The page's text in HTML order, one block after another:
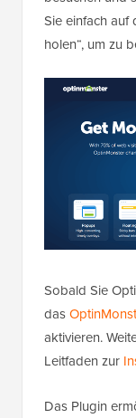
Sie einfach auf
holen“, um zu
Sobald Sie
das
aktivieren.
Leitfaden zur
Das Plugin